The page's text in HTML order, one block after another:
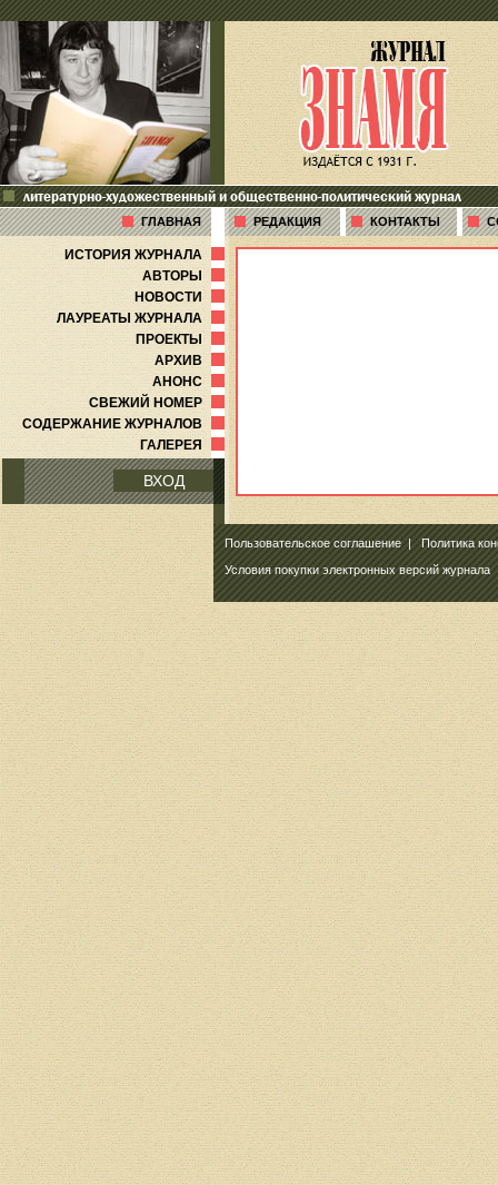
литературно-художественный и общественно-политический журнал
ГЛАВНАЯ РЕДАКЦИЯ КОНТАКТЫ
ИСТОРИЯ ЖУРНАЛА
АВТОРЫ
НОВОСТИ
ЛАУРЕАТЫ ЖУРНАЛА
ПРОЕКТЫ
АРХИВ
АНОНС
СВЕЖИЙ НОМЕР
СОДЕРЖАНИЕ ЖУРНАЛОВ
ГАЛЕРЕЯ
ВХОД
Пользовательское соглашение|Политика
Условия покупки электронных версий журнала